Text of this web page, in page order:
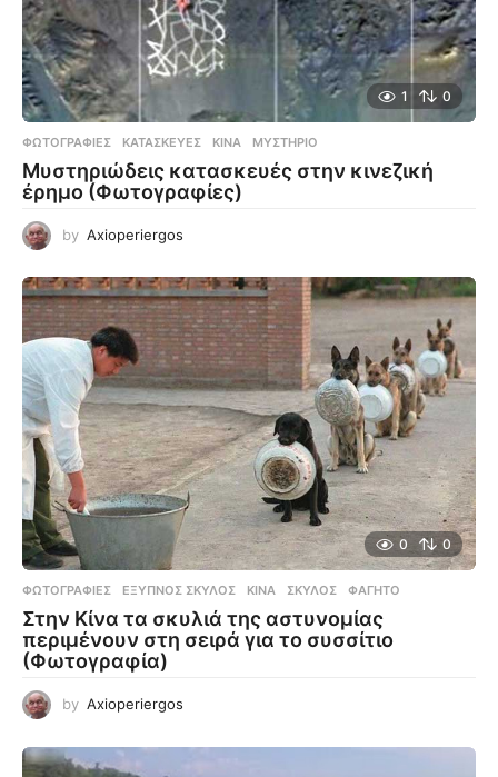
1 0
ΦΩΤΟΓΡΑΦΊΕΣ ΚΑΤΑΣΚΕΥΈΣ ,ΚΊΝΑ ,ΜΥΣΤΉΡΙΟ
Μυστηριώδεις κατασκευές στην κινεζική
έρημο (Φωτογραφίες)
by Axioperiergos
0 0
ΦΩΤΟΓΡΑΦΊΕΣ ΈΞΥΠΝΟΣ ΣΚΎΛΟΣ ,ΚΊΝΑ ,ΣΚΎΛΟΣ ,ΦΑΓΗΤΌ
Στην Κίνα τα σκυλιά της αστυνομίας
περιμένουν στη σειρά για το συσσίτιο
(Φωτογραφία)
by Axioperiergos